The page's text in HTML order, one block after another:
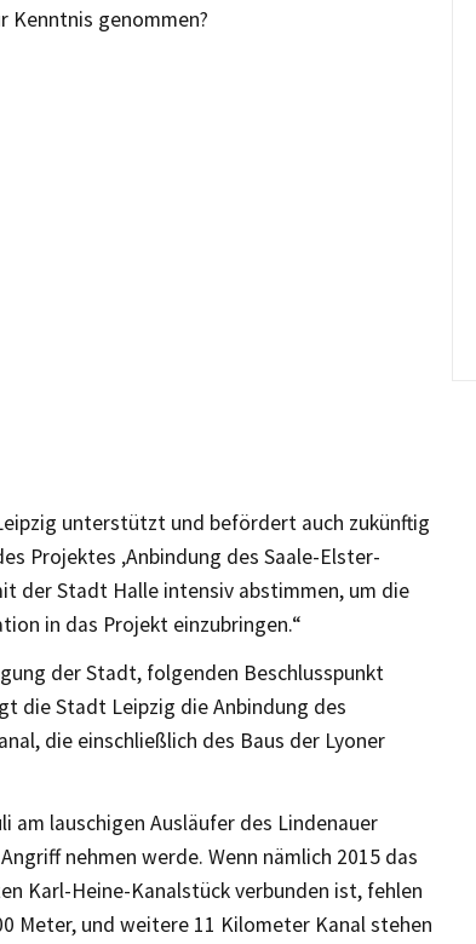
Kenntnis genommen?
unterstützt und befördert auch zukünftig
Projektes ‚Anbindung des Saale-Elster-
der Stadt Halle intensiv abstimmen, um die
in das Projekt einzubringen.“
der Stadt, folgenden Beschlusspunkt
die Stadt Leipzig die Anbindung des
die einschließlich des Baus der Lyoner
am lauschigen Ausläufer des Lindenauer
nehmen werde. Wenn nämlich 2015 das
Karl-Heine-Kanalstück verbunden ist, fehlen
Meter, und weitere 11 Kilometer Kanal stehen